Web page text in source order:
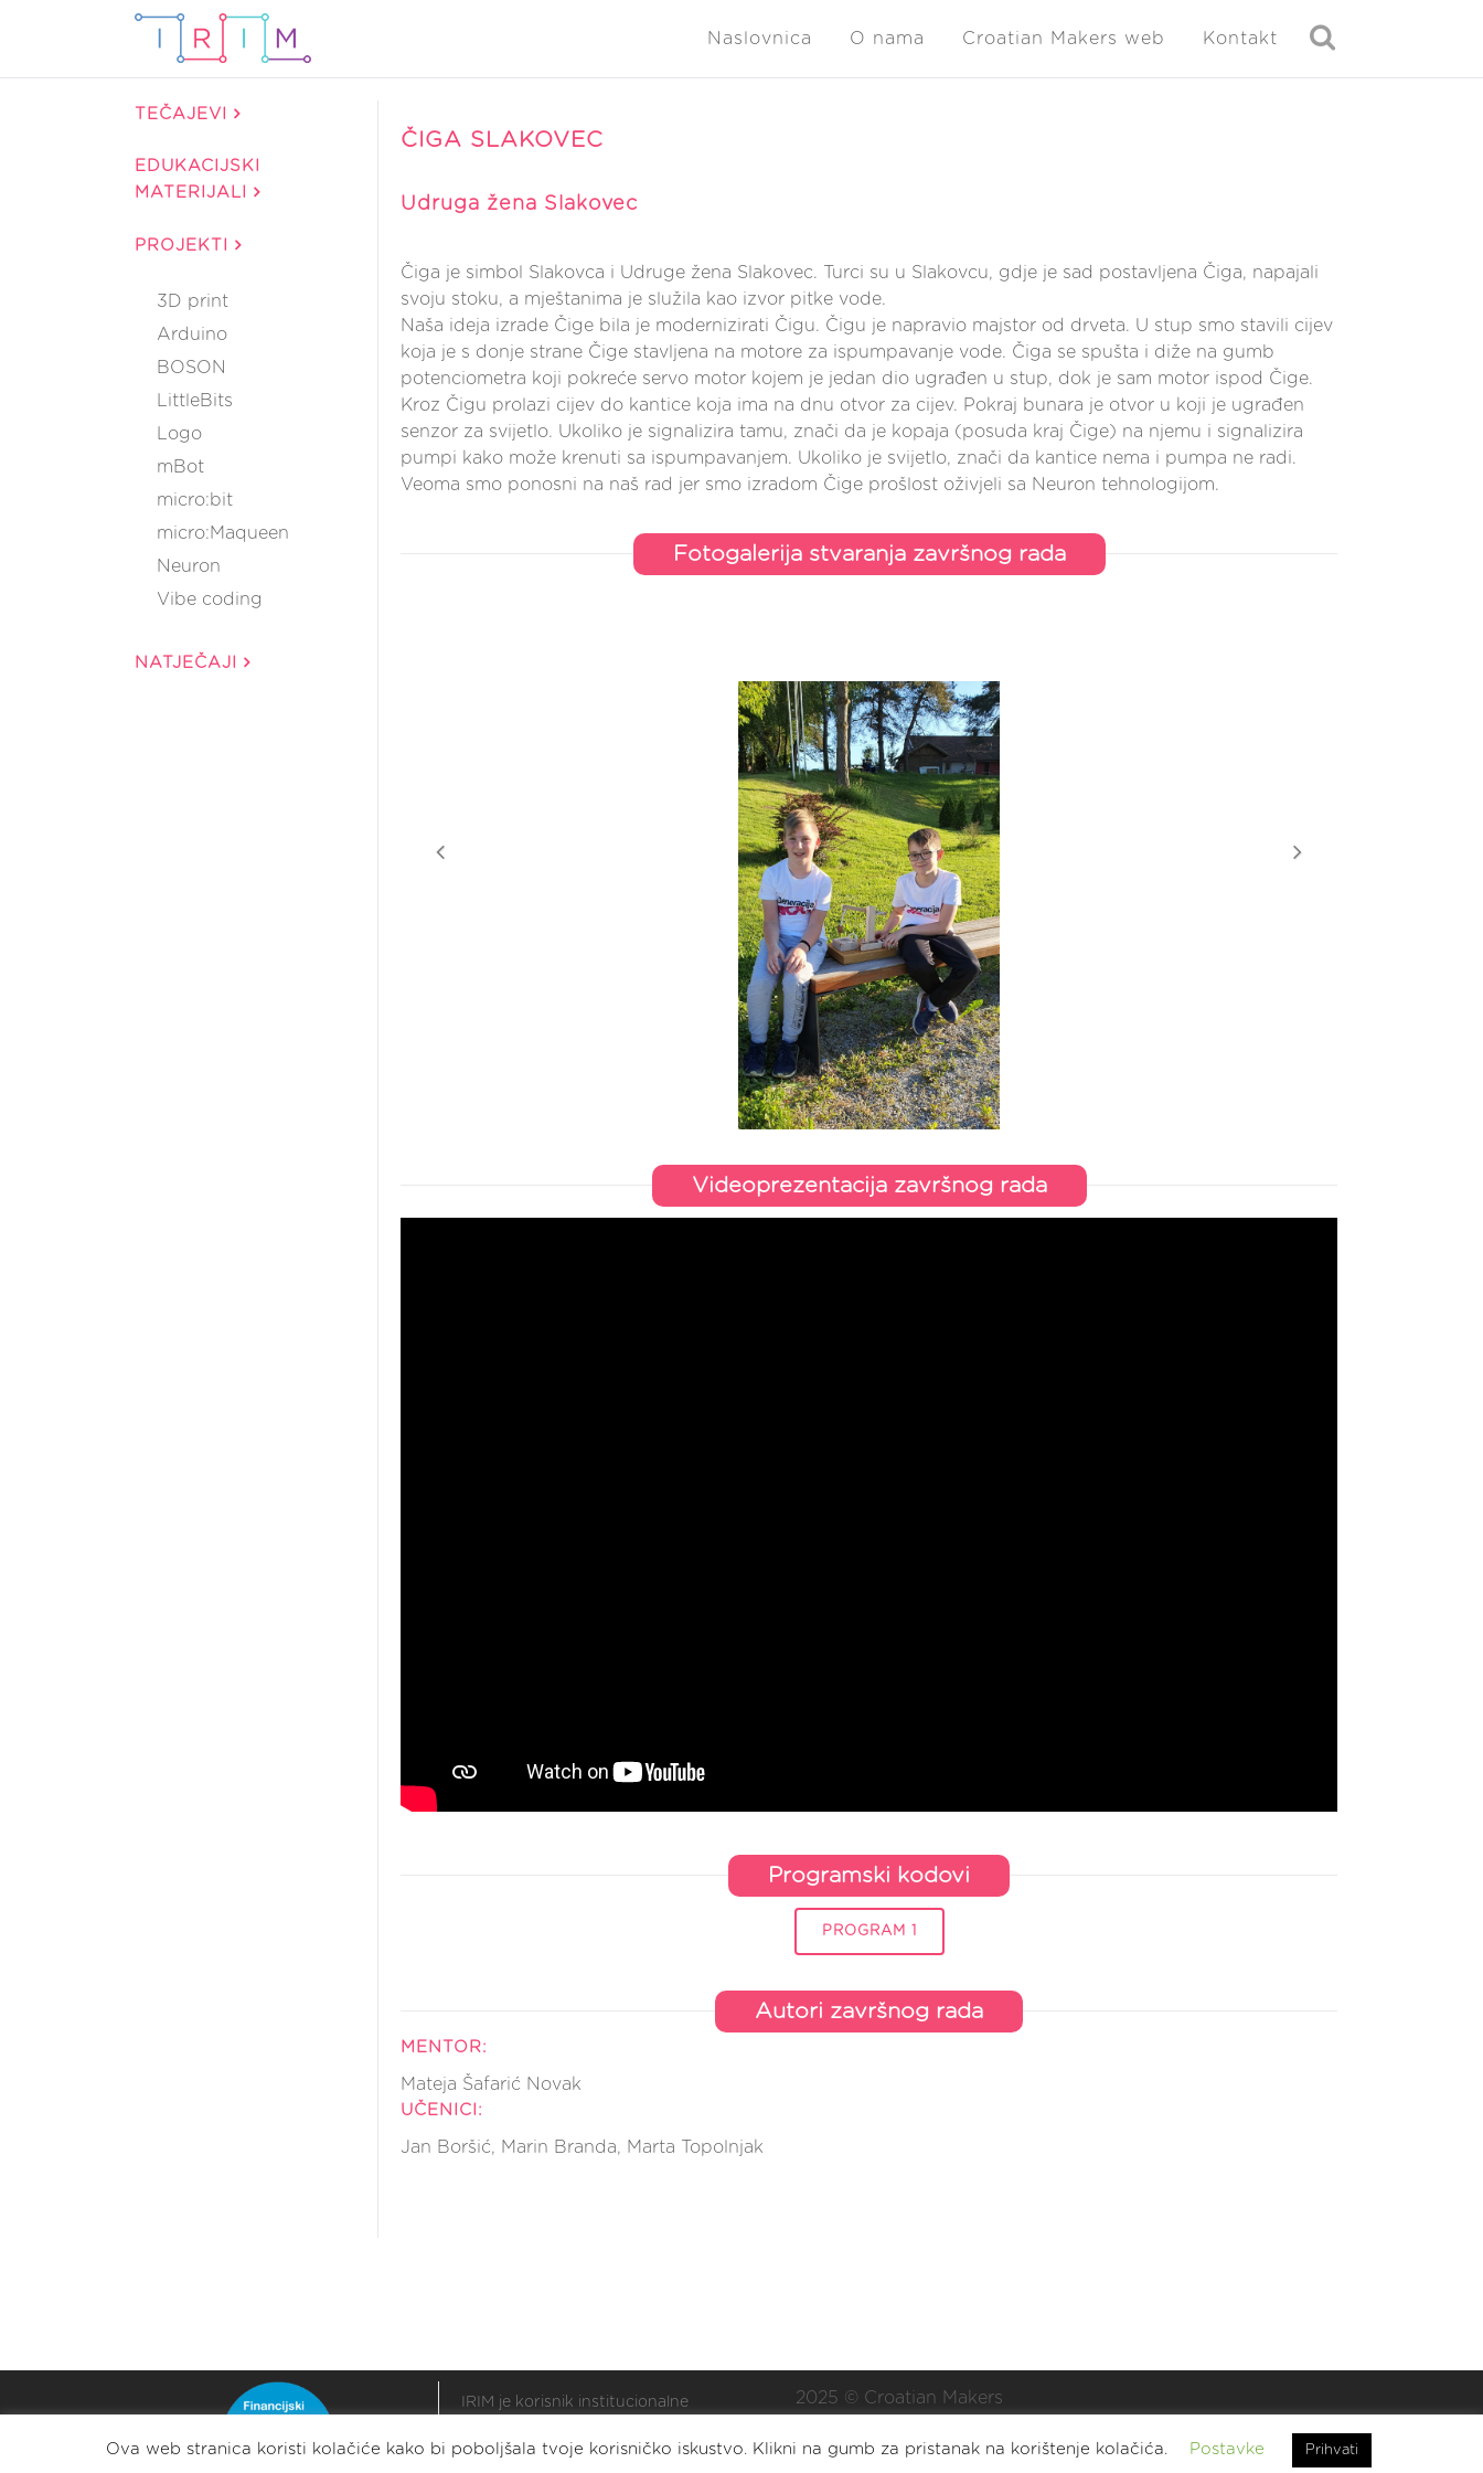
Naslovnica O nama Croatian Makers web Kontakt
TEČAJEVI
EDUKACIJSKI
MATERIJALI
PROJEKTI
3D print
Arduino
BOSON
LittleBits
Logo
mBot
micro:bit
micro:Maqueen
Neuron
Vibe coding
NATJEČAJI
ČIGA SLAKOVEC
Udruga žena Slakovec
Čiga je simbol Slakovca i Udruge žena Slakovec. Turci su u Slakovcu, gdje je sad postavljena Čiga, napajali
svoju stoku, a mještanima je služila kao izvor pitke vode.
Naša ideja izrade Čige bila je modernizirati Čigu. Čigu je napravio majstor od drveta. U stup smo stavili cijev
koja je s donje strane Čige stavljena na motore za ispumpavanje vode. Čiga se spušta i diže na gumb
potenciometra koji pokreće servo motor kojem je jedan dio ugrađen u stup, dok je sam motor ispod Čige.
Kroz Čigu prolazi cijev do kantice koja ima na dnu otvor za cijev. Pokraj bunara je otvor u koji je ugrađen
senzor za svijetlo. Ukoliko je signalizira tamu, znači da je kopaja (posuda kraj Čige) na njemu i signalizira
pumpi kako može krenuti sa ispumpavanjem. Ukoliko je svijetlo, znači da kantice nema i pumpa ne radi.
Veoma smo ponosni na naš rad jer smo izradom Čige prošlost oživjeli sa Neuron tehnologijom.
Fotogalerija stvaranja završnog rada
Videoprezentacija završnog rada
Programski kodovi
PROGRAM 1
Autori završnog rada
MENTOR:
Mateja Šafarić Novak
UČENICI:
Jan Boršić, Marin Branda, Marta Topolnjak
IRIM je korisnik institucionalne
razvoj civilnoga društva za
2025 © Croatian Makers
Ova web stranica koristi kolačiće kako bi poboljšala tvoje korisničko iskustvo. Klikni na gumb za pristanak na korištenje kolačića. Postavke Prihvati